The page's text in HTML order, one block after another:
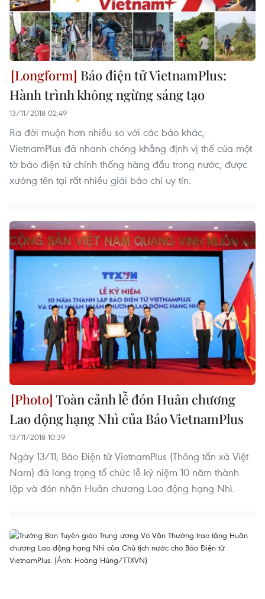
Báo điện tử VietnamPlus:
Hành trình không ngừng sáng tạo
13/11/2018 02:49
Ra đời muộn hơn nhiều so với các báo khác,
VietnamPlus đã nhanh chóng khẳng định vị thế của một
tờ báo điện tử chính thống hàng đầu trong nước, được
xướng tên tại rất nhiều giải báo chí uy tín.
Toàn cảnh lễ đón Huân chương
Lao động hạng Nhì của Báo VietnamPlus
13/11/2018 10:39
Ngày 13/11, Báo Điện tử VietnamPlus (Thông tấn xã Việt
Nam) đã long trọng tổ chức lễ kỷ niệm 10 năm thành
lập và đón nhận Huân chương Lao động hạng Nhì.